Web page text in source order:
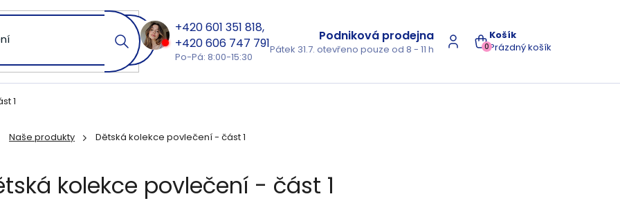
NÁKUPNÍ
Prázdný košík
0
601 351 818
606 747 791
Po-Pá: 8:00-15:30
Podniková prodejna
Pátek 31.7. otevřeno pouze od 8 - 11 h
1
Naše produkty Dětská kolekce povlečení - část 1
kolekce povlečení - část 1